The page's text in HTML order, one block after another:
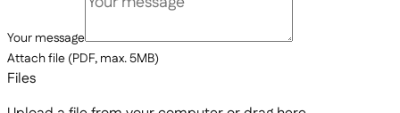
Your message
Attach file (PDF, max. 5MB)
Files